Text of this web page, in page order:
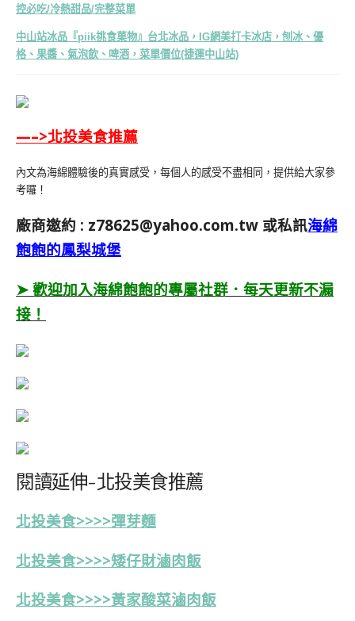
控必吃/冷熱甜品/完整菜單
中山站冰品『piik挑食菓物』台北冰品，IG網美打卡冰店，刨冰、優
格、果醬、氣泡飲、啤酒，菜單價位(捷運中山站)
—–>北投美食推薦
內文為海綿體驗後的真實感受，每個人的感受不盡相同，提供給大家參
考囉！
廠商邀約 : z78625@yahoo.com.tw 或私訊海綿
飽飽的鳳梨城堡
➤ 歡迎加入海綿飽飽的專屬社群．每天更新不漏
接！
閱讀延伸-北投美食推薦
北投美食>>>>彈芽麵
北投美食>>>>矮仔財滷肉飯
北投美食>>>>黃家酸菜滷肉飯